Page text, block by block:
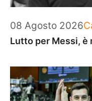
08 Agosto 2026
Lutto per Messi, è